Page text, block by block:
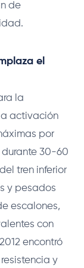
de
el
la
activación
por
durante 30-60
tren inferior
y pesados
escalones,
con
encontró
y